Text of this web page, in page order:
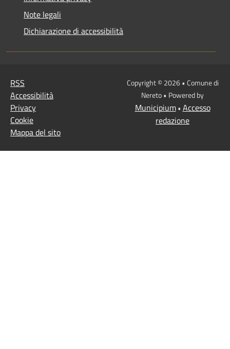
Note legali
Dichiarazione di accessibilità
RSS
Accessibilità
Privacy
Cookie
Mappa del sito
Copyright © 2026 • Comune di
Nereto • Powered by
Municipium• Accesso
redazione